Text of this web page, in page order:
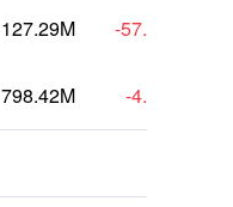
127.29M -57.67
798.42M -4.78